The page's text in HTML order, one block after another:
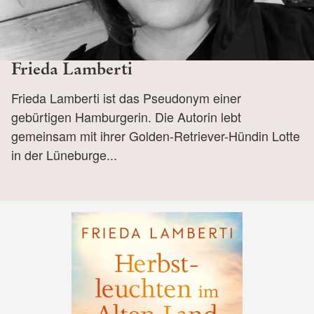
Frieda Lamberti
Frieda Lamberti ist das Pseudonym einer
gebürtigen Hamburgerin. Die Autorin lebt
gemeinsam mit ihrer Golden-Retriever-Hündin Lotte
in der Lüneburge...